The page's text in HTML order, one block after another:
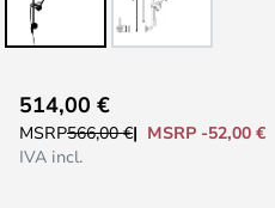
all'inizio
della
514,00 €
MSRP566,00 €
MSRP -52,00 €
IVA incl.